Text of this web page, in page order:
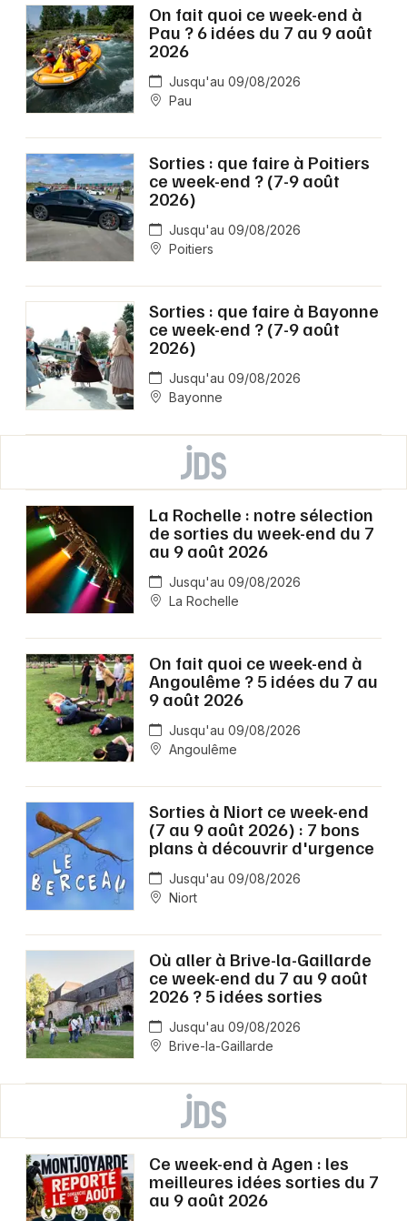
On fait quoi ce week-end à
Pau ? 6 idées du 7 au 9 août
2026
Jusqu'au 09/08/2026
Pau
Sorties : que faire à Poitiers
ce week-end ? (7-9 août
2026)
Jusqu'au 09/08/2026
Poitiers
Sorties : que faire à Bayonne
ce week-end ? (7-9 août
2026)
Jusqu'au 09/08/2026
Bayonne
La Rochelle : notre sélection
de sorties du week-end du 7
au 9 août 2026
Jusqu'au 09/08/2026
La Rochelle
On fait quoi ce week-end à
Angoulême ? 5 idées du 7 au
9 août 2026
Jusqu'au 09/08/2026
Angoulême
Sorties à Niort ce week-end
(7 au 9 août 2026) : 7 bons
plans à découvrir d'urgence
Jusqu'au 09/08/2026
Niort
Où aller à Brive-la-Gaillarde
ce week-end du 7 au 9 août
2026 ? 5 idées sorties
Jusqu'au 09/08/2026
Brive-la-Gaillarde
Ce week-end à Agen : les
meilleures idées sorties du 7
au 9 août 2026